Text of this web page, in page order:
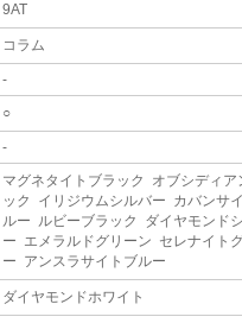
9AT
コラム
-
○
-
マグネタイトブラック オブシディア
ック イリジウムシルバー カバンサ
ルー ルビーブラック ダイヤモンド
ー エメラルドグリーン セレナイト
ー アンスラサイトブルー
ダイヤモンドホワイト